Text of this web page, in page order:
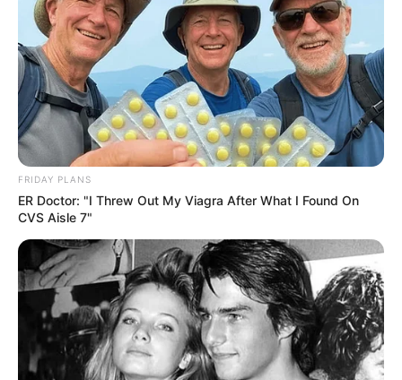
Have You Seen Her GRWM? She Inspires Millions
BRAINBERRIES
Top 10 Pop Divas (She's Not Number 1)
BRAINBERRIES
FRIDAY PLANS
ER Doctor: "I Threw Out My Viagra After What I Found On
CVS Aisle 7"